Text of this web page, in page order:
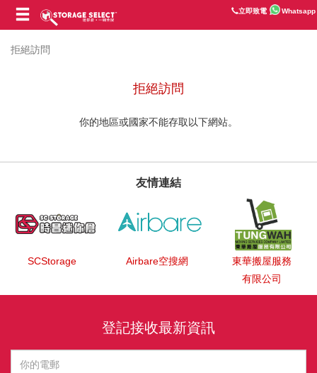
立即致電 Whatsapp
拒絕訪問
拒絕訪問
你的地區或國家不能存取以下網站。
友情連結
SCStorage Airbare空搜網
東華搬屋服務
有限公司
登記接收最新資訊